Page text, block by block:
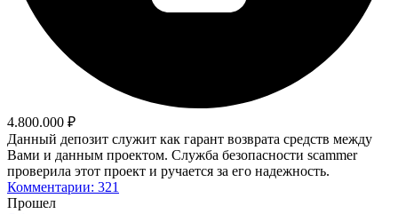
4.800.000 ₽
Данный депозит служит как гарант возврата средств между
Вами и данным проектом. Служба безопасности scammer
проверила этот проект и ручается за его надежность.
Комментарии: 321
Прошел